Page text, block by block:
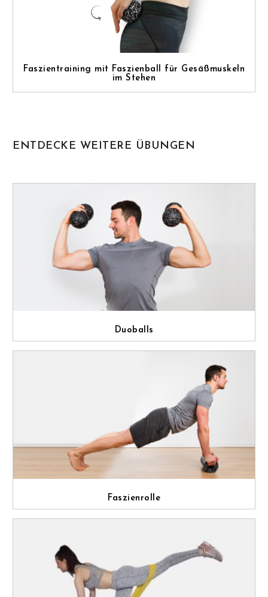
Faszientraining mit Faszienball für Gesäßmuskeln
im Stehen
ENTDECKE WEITERE ÜBUNGEN
Duoballs
Faszienrolle